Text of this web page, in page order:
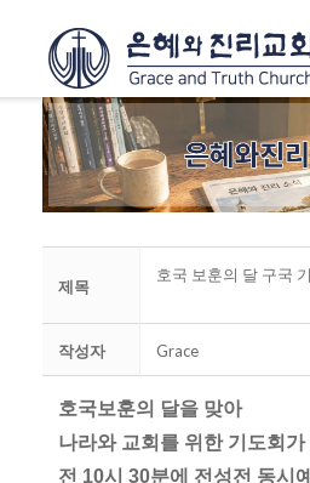
제목
호국 보훈의 달 구국
작성자 Grace
호국보훈의 달을 맞아
나라와 교회를 위한 기도회
전 10시 30분에 전성전 동시